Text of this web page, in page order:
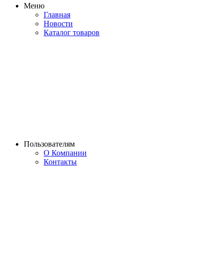
Меню
Главная
Новости
Каталог товаров
Пользователям
О Компании
Контакты